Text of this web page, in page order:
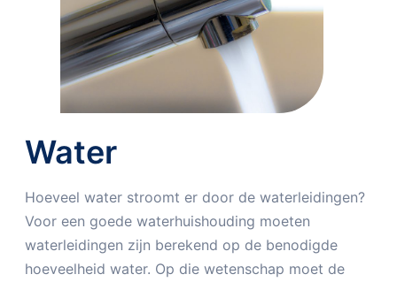
Water
Hoeveel water stroomt er door de waterleidingen?
Voor een goede waterhuishouding moeten
waterleidingen zijn berekend op de benodigde
hoeveelheid water. Op die wetenschap moet de